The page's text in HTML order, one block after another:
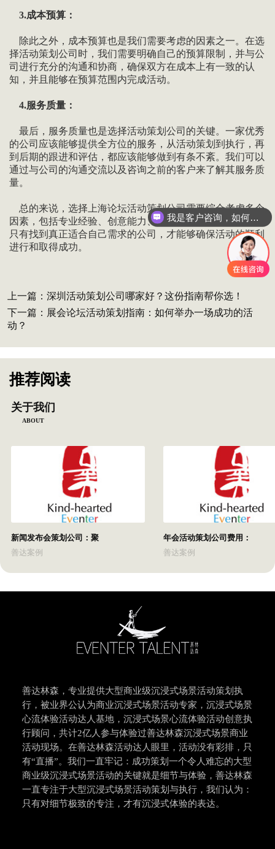
3.成本预算：
除此之外，成本预算也是我们需要考虑的因素之一。在选
择活动策划公司时，我们需要明确自己的预算限制，并与公
司进行充分的沟通和协商，确保双方在成本上有一致的认
知，并且能够在预算范围内完成活动。
4.服务质量：
最后，服务质量也是选择活动策划公司的关键。一家优秀
的公司应该能够提供全方位的服务，从活动策划到执行，再
到后期的跟进和评估，都应该能够做到有条不紊。我们可以
通过与公司的沟通交流以及咨询之前的客户来了解其服务质
量。
总的来说，选择上海论坛活动策划公司需要综合考虑多个
因素，包括专业经验、创意能力、成本预算和服务质量等。
只有找到真正适合自己需求的公司，才能够确保活动的顺利
进行和取得成功。
上一篇： 深圳活动策划公司哪家好？这份指南帮你选！
下一篇： 展会论坛活动策划指南：如何举办一场成功的活
动？
推荐阅读
关于我们
ABOUT
新闻发布会策划公司：聚
善达案例
年会活动策划公司费用：
善达案例
善达林森，专业提供大型商业级沉浸式场景活动策划执
行，被业界公认为商业沉浸式场景活动专家，沉浸式场景
心流体验活动达人基地，沉浸式场景心流体验活动创意执
行顾问，共计2亿人参与体验过善达林森沉浸式场景商业
活动现场。在善达林森活动达人眼里，活动没有彩排，只
有“直播”。我们一直牢记：成功策划一个令人难忘的大型
商业级沉浸式场景活动的关键就是细节与体验，善达林森
一直专注于大型沉浸式场景活动策划与执行，我们认为：
只有对细节极致的专注，才有沉浸式体验的表达。
我是客户咨询，如何联系善达？